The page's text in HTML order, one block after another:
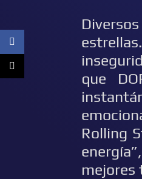
que
Rolling
mejores